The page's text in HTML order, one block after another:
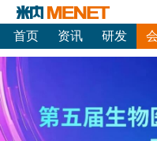
首页 资讯 研发